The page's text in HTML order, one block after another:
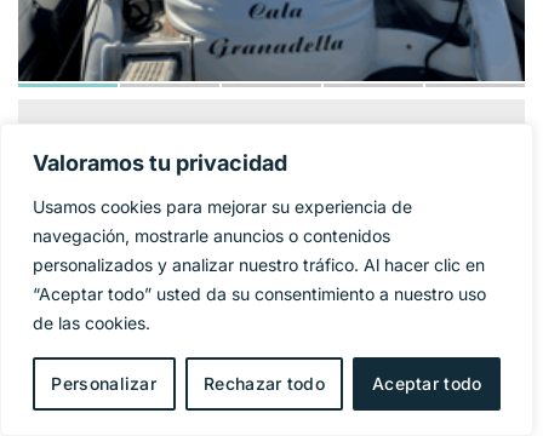
Valoramos tu privacidad
Usamos cookies para mejorar su experiencia de
navegación, mostrarle anuncios o contenidos
personalizados y analizar nuestro tráfico. Al hacer clic en
“Aceptar todo” usted da su consentimiento a nuestro uso
de las cookies.
Personalizar Rechazar todo Aceptar todo
42
Año 2005
11,95 m
Manga 4 m
Combustible Diesel